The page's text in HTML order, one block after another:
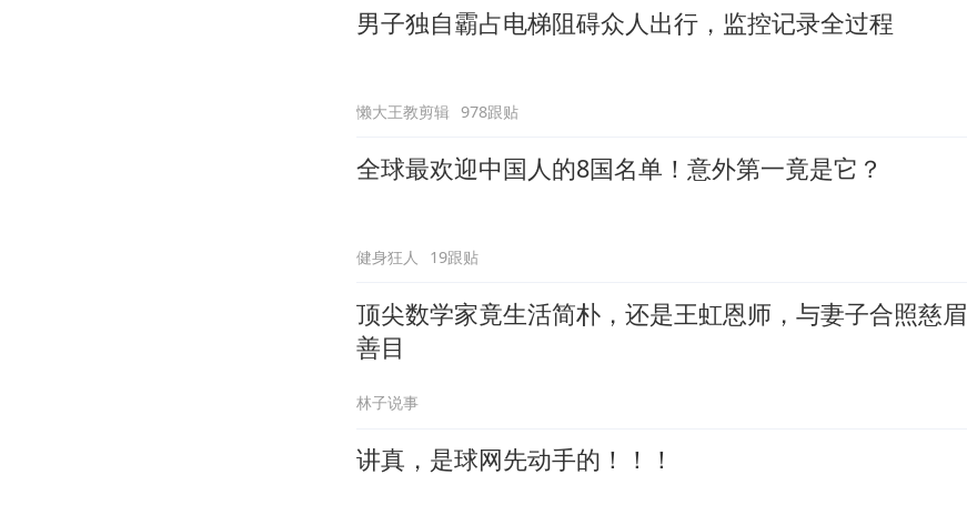
男子独自霸占电梯阻碍众人出行，监控记录全过程
懒大王教剪辑 978跟贴
全球最欢迎中国人的8国名单！意外第一竟是它？
健身狂人 19跟贴
顶尖数学家竟生活简朴，还是王虹恩师，与妻子合照慈眉
善目
林子说事
讲真，是球网先动手的！！！